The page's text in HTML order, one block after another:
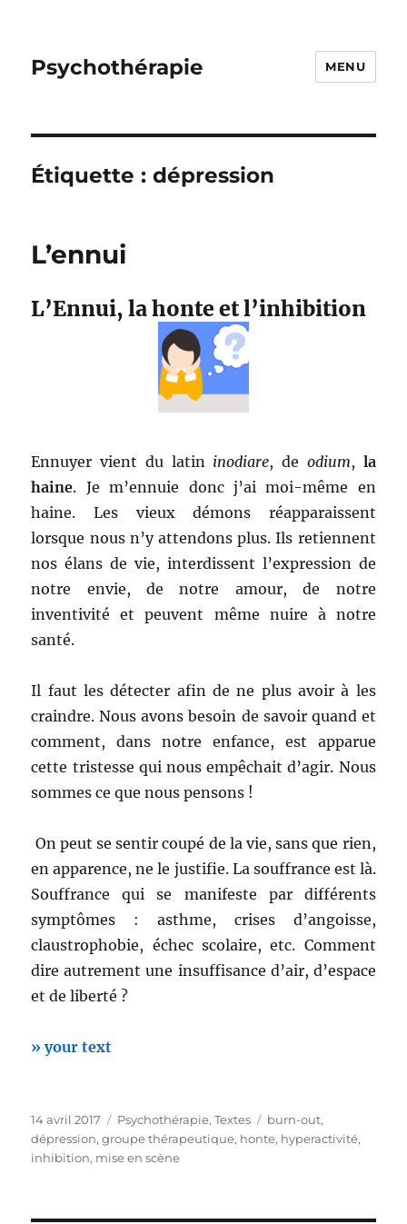
Psychothérapie MENU
Étiquette :dépression
L’ennui
L’Ennui, la honte et l’inhibition
Ennuyer vient du latin inodiare, de odium, la
haine. Je m’ennuie donc j’ai moi-même en
haine. Les vieux démons réapparaissent
lorsque nous n’y attendons plus. Ils retiennent
nos élans de vie, interdissent l’expression de
notre envie, de notre amour, de notre
inventivité et peuvent même nuire à notre
santé.
Il faut les détecter afin de ne plus avoir à les
craindre. Nous avons besoin de savoir quand et
comment, dans notre enfance, est apparue
cette tristesse qui nous empêchait d’agir. Nous
sommes ce que nous pensons !
On peut se sentir coupé de la vie, sans que rien,
en apparence, ne le justifie. La souffrance est là.
Souffrance qui se manifeste par différents
symptômes : asthme, crises d’angoisse,
claustrophobie, échec scolaire, etc. Comment
dire autrement une insuffisance d’air, d’espace
et de liberté ?
» your text
Publié
le
14 avril 2017 Catégories
Psychothérapie,Textes Étiquettes
burn-out,
dépression,groupe thérapeutique, honte, hyperactivité,
inhibition, mise en scène